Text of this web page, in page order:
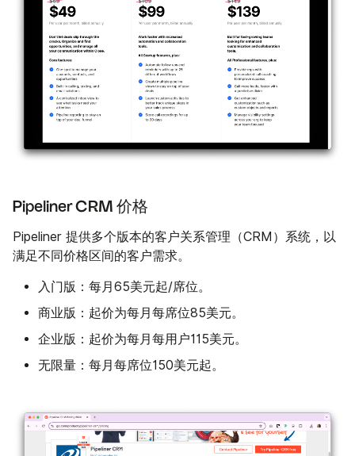
Pipeliner CRM 价格
Pipeliner 提供多个版本的客户关系管理（CRM）系统，以
满足不同价格区间的客户需求。
入门版： 每月65美元起/席位。
商业版： 起价为每月每席位85美元。
企业版： 起价为每月每用户115美元。
无限量： 每月每席位150美元起。